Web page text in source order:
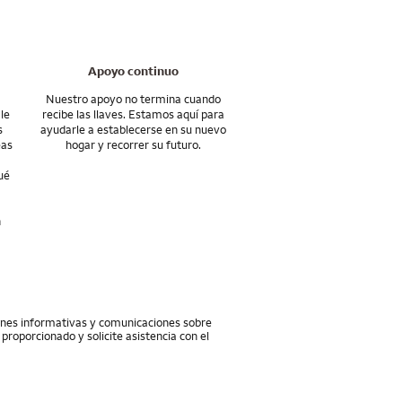
aquí para
Apoyo continuo
Nuestro apoyo no termina cuando
recibe las llaves. Estamos aquí para
ayudarle a establecerse en su nuevo
hogar y recorrer su futuro.
informativas y comunicaciones sobre
y solicite asistencia con el